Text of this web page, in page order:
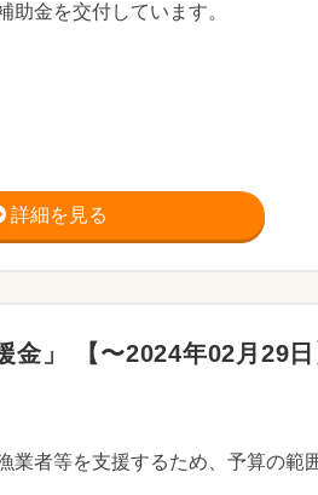
金を交付しています。
詳細を見る
金」 【〜2024年02月29